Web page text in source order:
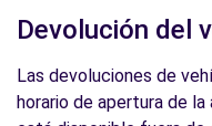
Devolución del
Las devoluciones de
horario de apertura de